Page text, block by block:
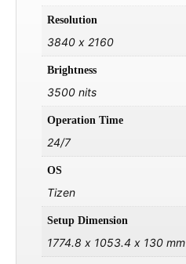
Resolution
3840 x 2160
Brightness
3500 nits
Operation Time
24/7
OS
Tizen
Setup Dimension
1774.8 x 1053.4 x 130 mm